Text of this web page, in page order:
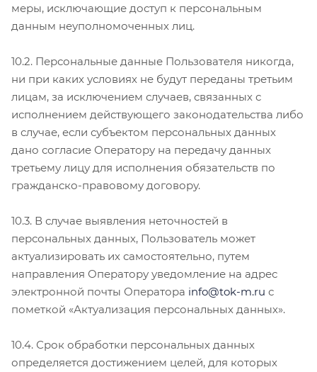
меры, исключающие доступ к персональным
данным неуполномоченных лиц.
10.2. Персональные данные Пользователя никогда,
ни при каких условиях не будут переданы третьим
лицам, за исключением случаев, связанных с
исполнением действующего законодательства либо
в случае, если субъектом персональных данных
дано согласие Оператору на передачу данных
третьему лицу для исполнения обязательств по
гражданско-правовому договору.
10.3. В случае выявления неточностей в
персональных данных, Пользователь может
актуализировать их самостоятельно, путем
направления Оператору уведомление на адрес
электронной почты Оператора info@tok-m.ru с
пометкой «Актуализация персональных данных».
10.4. Срок обработки персональных данных
определяется достижением целей, для которых